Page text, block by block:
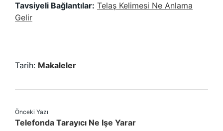
Tavsiyeli Bağlantılar: Telaş Kelimesi Ne Anlama
Gelir
Tarih: Makaleler
Önceki Yazı
Telefonda Tarayıcı Ne Işe Yarar